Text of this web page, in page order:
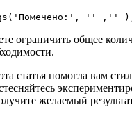
ограничить общее
статья помогла вам
желаемый